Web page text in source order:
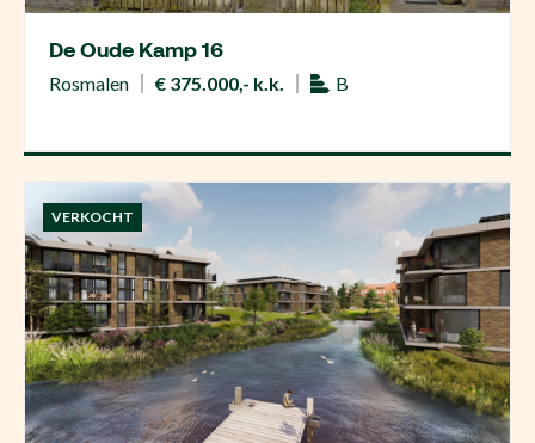
De Oude Kamp 16
Rosmalen € 375.000,- k.k. B
VERKOCHT